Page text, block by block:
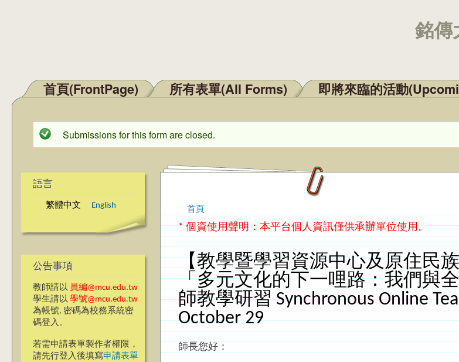
銘傳
主選單
首頁(FrontPage) 所有表單(All Forms) 即將來臨的活動
狀態訊息
Submissions for this form are closed.
語言
繁體中文 English
公告事項
教師請以 員編@mcu.edu.tw
學生請以 學號@mcu.edu.tw
為帳號, 密碼為校務系統密
碼登入。
若需申請表單製作者權限，
請先行登入後填寫申請表單
您在這裡
首頁
* 個資使用聲明：本平台個人資訊僅供承辦單位使用。
【教學暨學習資源中心及原住民
「多元文化的下一哩路：我們與
師教學研習 Synchronous Online
October 29
師長您好：